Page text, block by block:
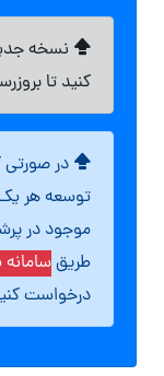
نسخه
کنید تا
در صورتی
توسعه هر
موجود در
طریق
درخواست